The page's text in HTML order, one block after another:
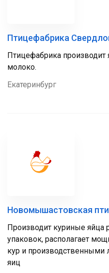
Птицефабрика
Птицефабрика
молоко.
Екатеринбург
Новомышастовская
Производит куриные яйца
упаковок, располагает
кур и производственными
яиц